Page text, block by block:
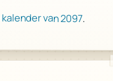
kalender van 2097.